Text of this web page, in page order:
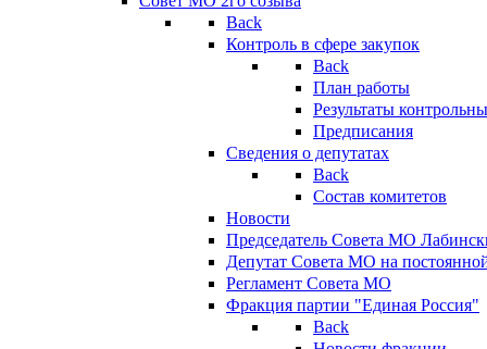
Back
Контроль в сфере закупок
Back
План работы
Результаты
Предписания
Сведения о депутатах
Back
Состав комитетов
Новости
Председатель Совета МО
Депутат Совета МО на
Регламент Совета МО
Фракция партии "Единая Россия"
Back